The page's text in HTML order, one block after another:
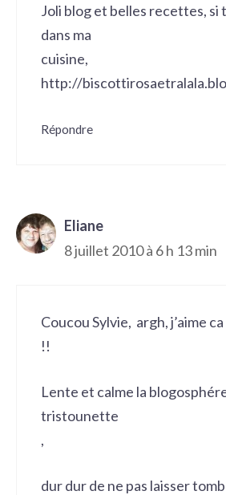
Joli blog et belles recettes, si
dans ma
cuisine,
http://
Répondre
Eliane
8 juillet 2010 à 6 h 13 min
Coucou Sylvie, argh, j’aime ca
!!
Lente et calme la
tristounette
,
dur dur de ne pas laisser